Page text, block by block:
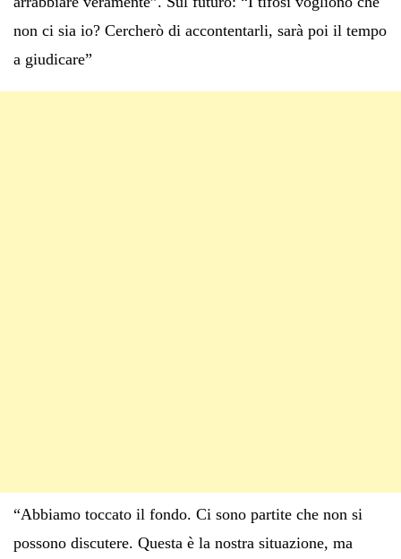
non ci sia io? Cercherò di accontentarli, sarà poi il tempo
a giudicare”
“Abbiamo toccato il fondo. Ci sono partite che non si
possono discutere. Questa è la nostra situazione, ma